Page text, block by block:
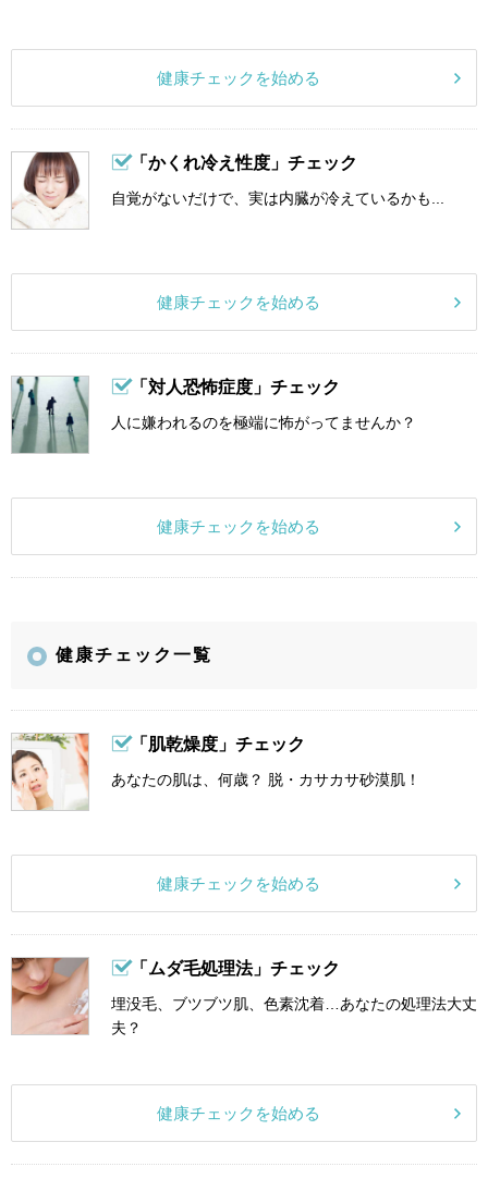
健康チェックを始める
「かくれ冷え性度」チェック
自覚がないだけで、実は内臓が冷えているかも...
健康チェックを始める
「対人恐怖症度」チェック
人に嫌われるのを極端に怖がってませんか？
健康チェックを始める
健康チェック一覧
「肌乾燥度」チェック
あなたの肌は、何歳？ 脱・カサカサ砂漠肌！
健康チェックを始める
「ムダ毛処理法」チェック
埋没毛、ブツブツ肌、色素沈着…あなたの処理法大丈
夫？
健康チェックを始める